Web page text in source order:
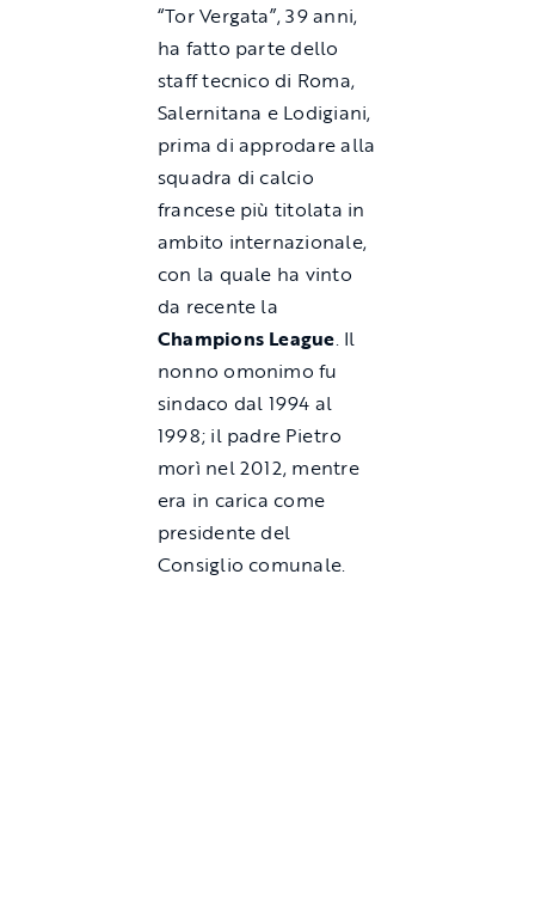
“Tor Vergata”, 39 anni,
ha fatto parte dello
staff tecnico di Roma,
Salernitana e Lodigiani,
prima di approdare alla
squadra di calcio
francese più titolata in
ambito internazionale,
con la quale ha vinto
da recente la
Champions League. Il
nonno omonimo fu
sindaco dal 1994 al
1998; il padre Pietro
morì nel 2012, mentre
era in carica come
presidente del
Consiglio comunale.